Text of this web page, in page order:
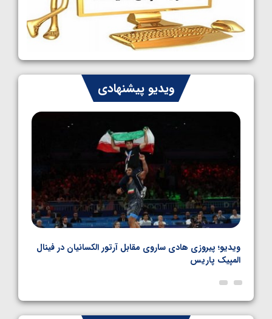
1405/05/08
کشتی فرنگی نوجوانان جهان؛ سکوی تیمی
سوم برای ایران
1405/05/07
ایران چشم به راه چهار مدال در پنج وزن دوم
کشتی فرنگی نوجوانان جهان
1405/05/06
ویدیو پیشنهادی
ویدیو؛ پیروزی هادی ساروی مقابل آرتور الکسانیان در فینال
المپیک پاریس